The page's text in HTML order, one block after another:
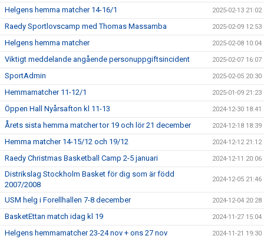
Helgens hemma matcher 14-16/1 2025-02-13 21:02
Raedy Sportlovscamp med Thomas Massamba 2025-02-09 12:53
Helgens hemma matcher 2025-02-08 10:04
Viktigt meddelande angående personuppgiftsincident 2025-02-07 16:07
SportAdmin 2025-02-05 20:30
Hemmamatcher 11-12/1 2025-01-09 21:23
Öppen Hall Nyårsafton kl 11-13 2024-12-30 18:41
Årets sista hemma matcher tor 19 och lör 21 december 2024-12-18 18:39
Hemma matcher 14-15/12 och 19/12 2024-12-12 21:12
Raedy Christmas Basketball Camp 2-5 januari 2024-12-11 20:06
Distrikslag Stockholm Basket för dig som är född
2007/2008
2024-12-05 21:46
USM helg i Forellhallen 7-8 december 2024-12-04 20:28
BasketEttan match idag kl 19 2024-11-27 15:04
Helgens hemmamatcher 23-24 nov + ons 27 nov 2024-11-21 19:30